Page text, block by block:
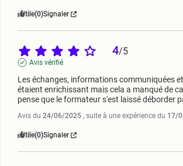
Utile(0)Signaler
4/5
Avis vérifié
Les échanges, informations communiquées
étaient enrichissant mais cela a manqué de
pense que le formateur s'est laissé déborder
Avis du 24/06/2025 , suite à une expérience du 17/
Utile(0)Signaler